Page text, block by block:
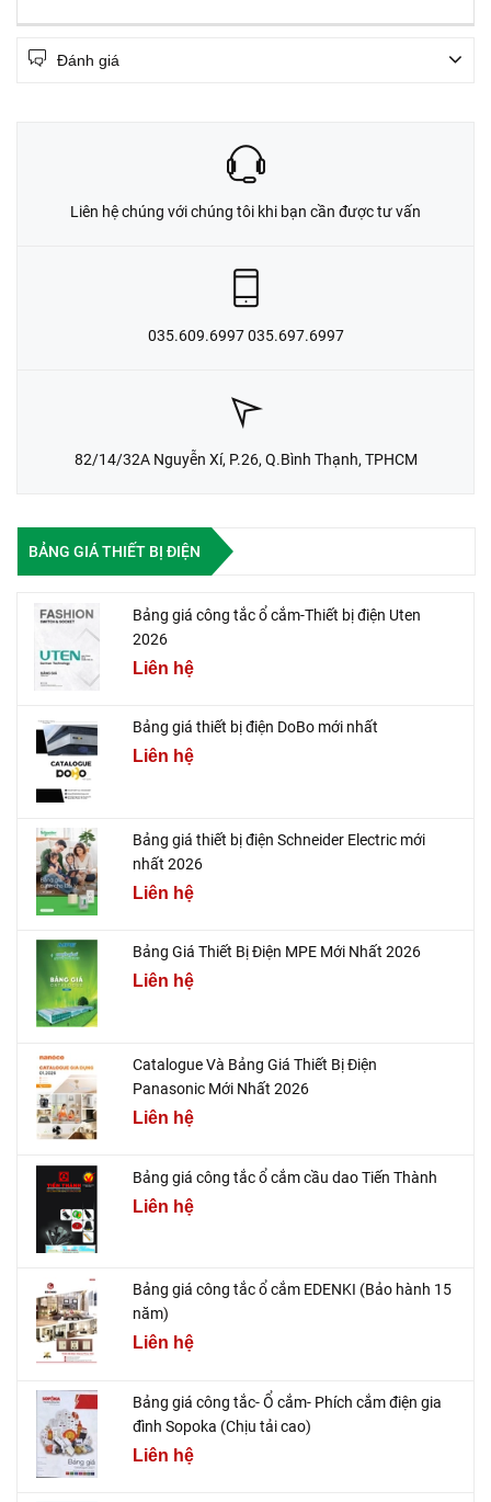
Đánh giá
Liên hệ chúng với chúng tôi khi bạn cần được tư vấn
035.609.6997 035.697.6997
82/14/32A Nguyễn Xí, P.26, Q.Bình Thạnh, TPHCM
BẢNG GIÁ THIẾT BỊ ĐIỆN
Bảng giá công tắc ổ cắm-Thiết bị điện Uten
2026
Liên hệ
Bảng giá thiết bị điện DoBo mới nhất
Liên hệ
Bảng giá thiết bị điện Schneider Electric mới
nhất 2026
Liên hệ
Bảng Giá Thiết Bị Điện MPE Mới Nhất 2026
Liên hệ
Catalogue Và Bảng Giá Thiết Bị Điện
Panasonic Mới Nhất 2026
Liên hệ
Bảng giá công tắc ổ cắm cầu dao Tiến Thành
Liên hệ
Bảng giá công tắc ổ cắm EDENKI (Bảo hành 15
năm)
Liên hệ
Bảng giá công tắc- Ổ cắm- Phích cắm điện gia
đình Sopoka (Chịu tải cao)
Liên hệ